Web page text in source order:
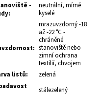
-
:
neutrální, mírně
kyselé
:
mrazuvzdorný -18
až -22 °C -
chráněné
stanoviště nebo
zimní ochrana
textilií, chvojem
listů: zelená
stálezelený